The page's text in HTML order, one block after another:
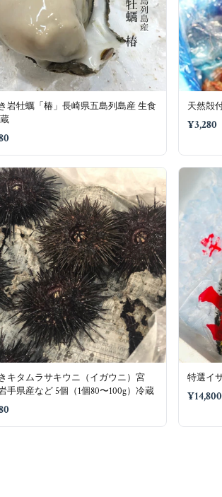
岩牡蠣「椿」長崎県五島列島産 生食
天然殻
¥3,280
キタムラサキウニ（イガウニ）宮
手県産など 5個（1個80〜100g）冷蔵
特選イ
¥14,800